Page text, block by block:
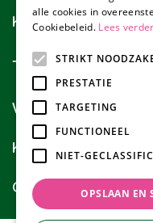
Klantenservice
Tuincollectie
Wie zijn wij?
Klanten geven ons
Contact
alle cookies in
Cookiebeleid. Lees verder
STRIKT
PRESTATIE
TARGETING
FUNCTIONEEL
NIET-
OPSLAAN EN